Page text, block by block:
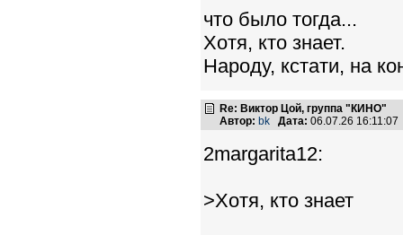
что было тогда...
Хотя, кто знает.
Народу, кстати, на
Re: Виктор Цой, группа "КИНО"
Автор: bk Дата: 06.07.26
2margarita12:
>Хотя, кто знает